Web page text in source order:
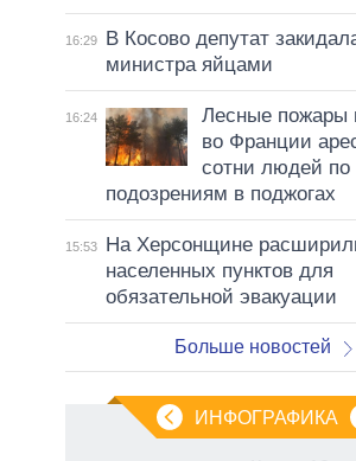
16:29
В Косово депутат
министра яйцами
16:24
Лесные пожары
во Франции
сотни людей по
подозрениям в поджогах
15:53
На Херсонщине
населенных пунктов для
обязательной эвакуации
Больше новостей
ИНФОГРАФИКА